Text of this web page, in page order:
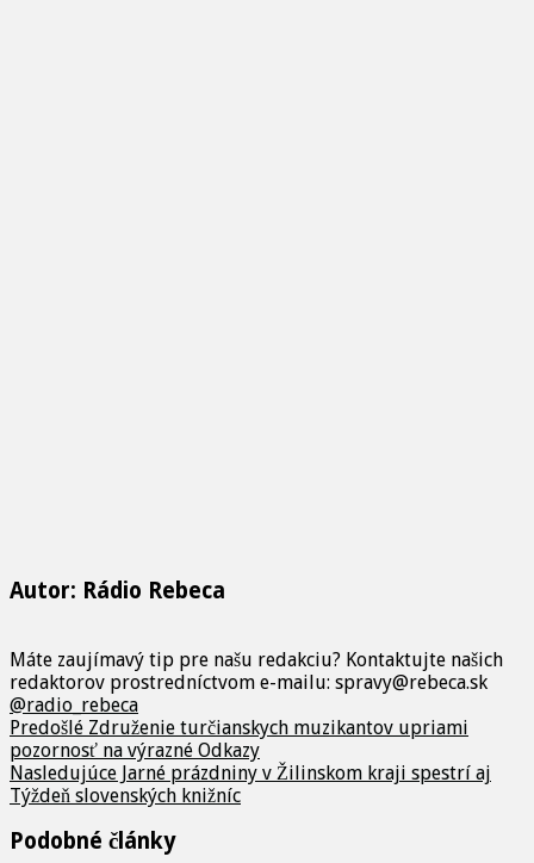
Autor: Rádio Rebeca
Máte zaujímavý tip pre našu redakciu? Kontaktujte našich
redaktorov prostredníctvom e-mailu: spravy@rebeca.sk
@radio_rebeca
Predošlé Združenie turčianskych muzikantov upriami
pozornosť na výrazné Odkazy
Nasledujúce Jarné prázdniny v Žilinskom kraji spestrí aj
Týždeň slovenských knižníc
Podobné články